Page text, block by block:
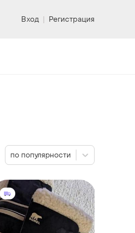
Вход | Регистрация
по популярности